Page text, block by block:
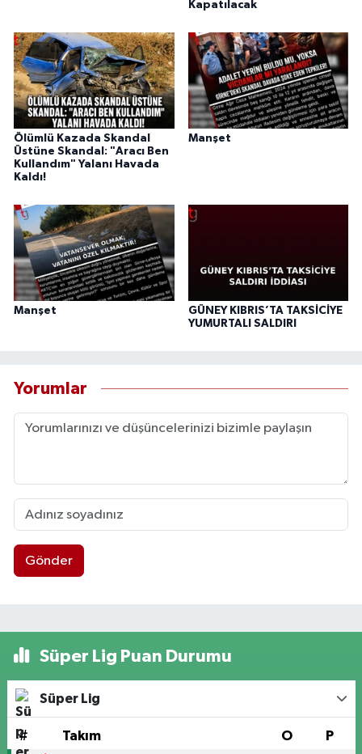
Kapatılacak
Ölümlü Kazada Skandal
Üstüne Skandal: "Aracı Ben
Kullandım" Yalanı Havada
Kaldı!
Manşet
Manşet
GÜNEY KIBRIS’TA TAKSİCİYE
YUMURTALI SALDIRI
Yorumlar
Gönder
Süper Lig Puan Durumu
Süper Lig
# Takım O P